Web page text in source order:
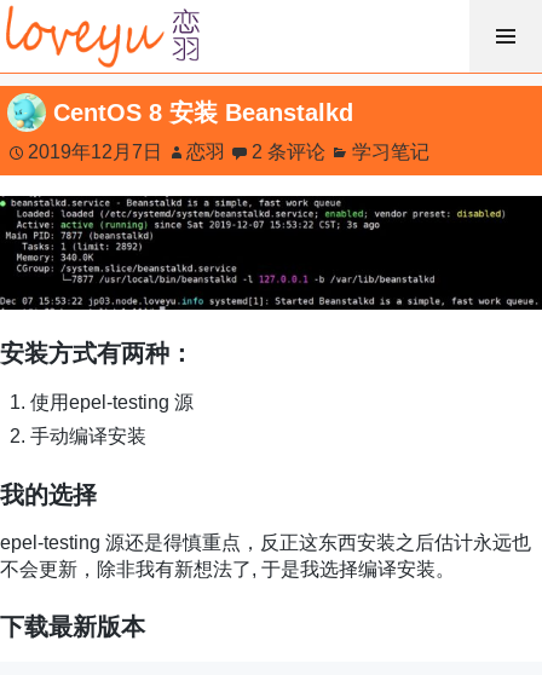
跳
过
内
容
CentOS 8 安装 Beanstalkd
2019年12月7日 恋羽 2 条评论 学习笔记
安装方式有两种：
使用epel-testing 源
手动编译安装
我的选择
epel-testing 源还是得慎重点，反正这东西安装之后估计永远也
不会更新，除非我有新想法了, 于是我选择编译安装。
下载最新版本